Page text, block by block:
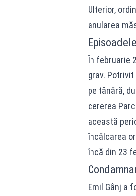
Ulterior,
anularea
În februarie
grav.
pe tânără,
cererea
această
încălcarea
încă din 23
Emil Gânj a